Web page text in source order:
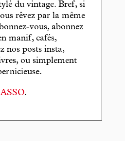
du vintage. Bref, si
rêvez par la même
vous, abonnez
manif, cafés,
nos posts insta,
ou simplement
.